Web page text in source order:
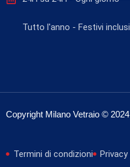
Tutto l'anno - Festivi inclusi
Copyright Milano Vetraio ©
Termini di condizioni